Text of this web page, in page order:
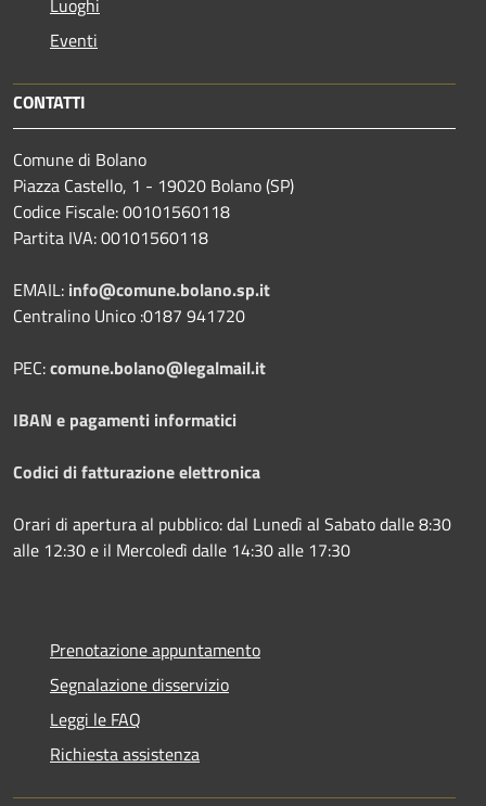
Luoghi
Eventi
CONTATTI
Comune di Bolano
Piazza Castello, 1 - 19020 Bolano (SP)
Codice Fiscale: 00101560118
Partita IVA: 00101560118
EMAIL: info@comune.bolano.sp.it
Centralino Unico :0187 941720
PEC:comune.bolano@legalmail.it
IBAN e pagamenti informatici
Codici di fatturazione elettronica
Orari di apertura al pubblico: dal Lunedì al Sabato dalle 8:30
alle 12:30 e il Mercoledì dalle 14:30 alle 17:30
Prenotazione appuntamento
Segnalazione disservizio
Leggi le FAQ
Richiesta assistenza